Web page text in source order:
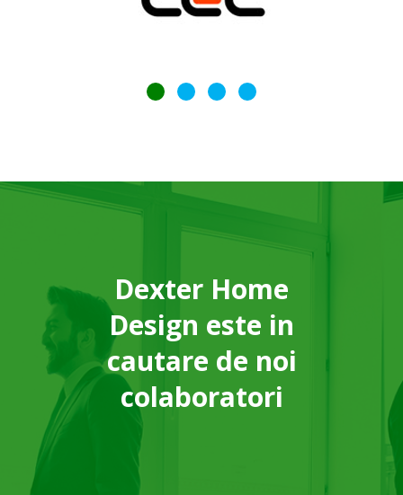
Dexter Home
Design este in
cautare de noi
colaboratori